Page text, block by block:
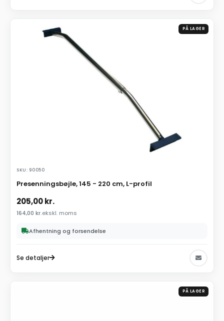
PÅ LAGER
SKU: 90050
Presenningsbøjle, 145 - 220 cm, L-profil
205,00kr.
164,00 kr.ekskl. moms
Afhentning og forsendelse
Se detaljer
PÅ LAGER